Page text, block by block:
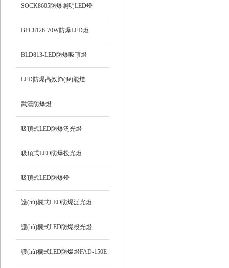
SOCK8605防爆照明LED燈
BFC8126-70W防爆LED燈
BLD813-LED防爆吸頂燈
LED防爆高效節(jié)能燈
武漢防爆燈
吸頂式LED防爆泛光燈
吸頂式LED防爆投光燈
吸頂式LED防爆燈
護(hù)欄式LED防爆泛光燈
HRD92
護(hù)欄式LED防爆投光燈
HRD93
護(hù)欄式LED防爆燈FAD-150E